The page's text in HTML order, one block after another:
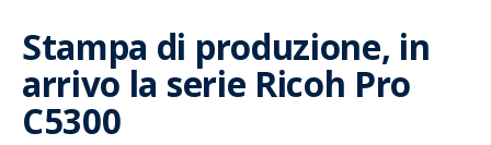
Stampa di produzione, in
arrivo la serie Ricoh Pro
C5300